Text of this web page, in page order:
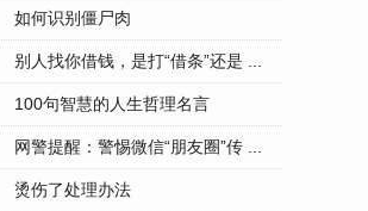
如何识别僵尸肉
别人找你借钱，是打“借条”还是 ...
100句智慧的人生哲理名言
网警提醒：警惕微信“朋友圈”传 ...
烫伤了处理办法